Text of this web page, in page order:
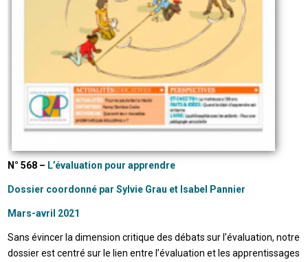
N° 568 – L’évaluation pour apprendre
Dossier coordonné par Sylvie Grau et Isabel Pannier
Mars-avril 2021
Sans évincer la dimension critique des débats sur l’évaluation, notre
dossier est centré sur le lien entre l’évaluation et les apprentissages